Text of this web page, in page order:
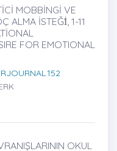
MOBBİNGİ VE
ALMA İSTEĞİ̇, 1-11
FOR EMOTIONAL
OKUL